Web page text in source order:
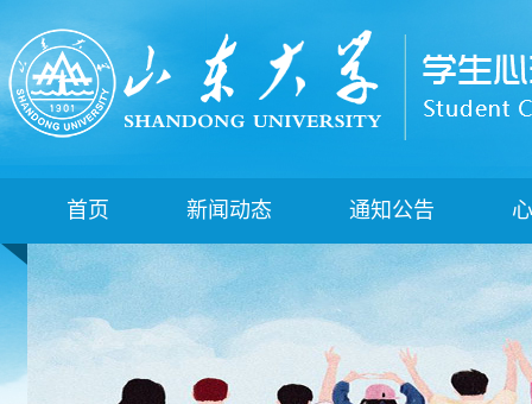
首页 新闻动态 通知公告